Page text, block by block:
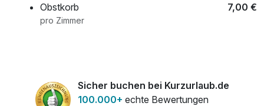
Obstkorb 7,00 €
pro Zimmer
Sicher buchen bei Kurzurlaub.de
100.000+ echte Bewertungen